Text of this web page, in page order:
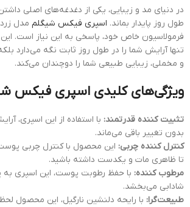
در دنیای مد و زیبایی، یکی از دغدغه‌های اصلی
طول روز پایدار بماند. اسپری فیکس شیگلم
فرمولاسیون خاص خود، پاسخی به این نیاز است. این
تنها آرایش شما را در طول روز ثابت نگه می‌دارد
و مخملی، زیبایی طبیعی شما را دوچندان می‌کند.
ویژگی‌های کلیدی اسپری فیکس
تثبیت کننده قدرتمند: با استفاده از این اسپری،
بدون تغییر باقی می‌ماند.
کنترل کننده چربی: این محصول با کنترل چربی
تا ظاهری مات و یکدست داشته باشید.
مرطوب کننده: با حفظ رطوبت پوست، این اسپری
شادابی می‌بخشد.
طبیعت‌گرا: با رایحه دلنشین نارگیل، این محصول